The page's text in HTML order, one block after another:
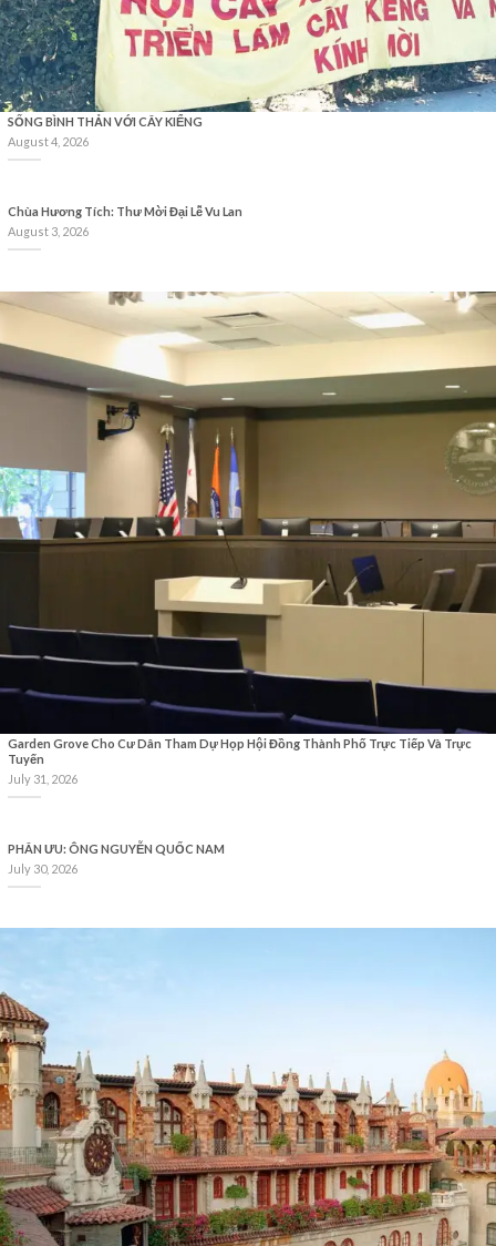
SỐNG BÌNH THẢN VỚI CÂY KIỂNG
August 4, 2026
Chùa Hương Tích: Thư Mời Đại Lễ Vu Lan
August 3, 2026
Garden Grove Cho Cư Dân Tham Dự Họp Hội Đồng Thành Phố Trực Tiếp Và Trực
Tuyến
July 31, 2026
PHÂN ƯU: ÔNG NGUYỄN QUỐC NAM
July 30, 2026